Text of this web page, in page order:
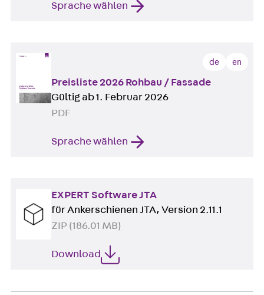
Sprache wählen
de en
Preisliste 2026 Rohbau / Fassade
Gültig ab 1. Februar 2026
PDF
Sprache wählen
EXPERT Software JTA
für Ankerschienen JTA, Version 2.11.1
ZIP (186.01 MB)
Download